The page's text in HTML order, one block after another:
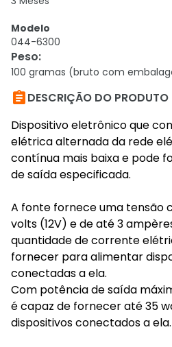
Modelo
044-6300
Peso:
100 gramas (bruto com
DESCRIÇÃO DO PRODUTO
Dispositivo eletrônico que
elétrica alternada da rede
contínua mais baixa e pode
de saída especificada.
A fonte fornece uma tensão
volts (12V) e de até 3
quantidade de corrente
fornecer para alimentar
conectadas a ela.
Com potência de saída
é capaz de fornecer até 35
dispositivos conectados a ela.